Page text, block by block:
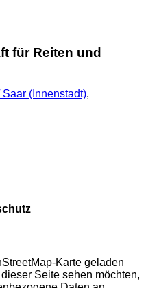
für Reiten und
(Innenstadt),
Karte geladen
Seite sehen möchten,